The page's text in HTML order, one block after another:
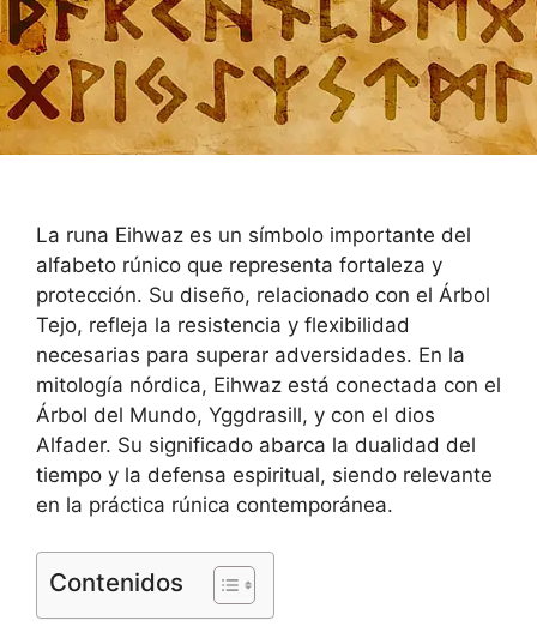
La runa Eihwaz es un símbolo importante del
alfabeto rúnico que representa fortaleza y
protección. Su diseño, relacionado con el Árbol
Tejo, refleja la resistencia y flexibilidad
necesarias para superar adversidades. En la
mitología nórdica, Eihwaz está conectada con el
Árbol del Mundo, Yggdrasill, y con el dios
Alfader. Su significado abarca la dualidad del
tiempo y la defensa espiritual, siendo relevante
en la práctica rúnica contemporánea.
Contenidos